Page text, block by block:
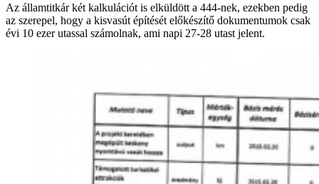
Az államtitkár két kalkulációt is elküldött a 444-nek, ezekben pedig
az szerepel, hogy a kisvasút építését előkészítő dokumentumok csak
évi 10 ezer utassal számolnak, ami napi 27-28 utast jelent.